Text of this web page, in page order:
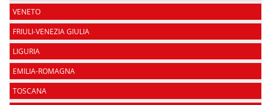
VENETO
FRIULI-VENEZIA GIULIA
LIGURIA
EMILIA-ROMAGNA
TOSCANA